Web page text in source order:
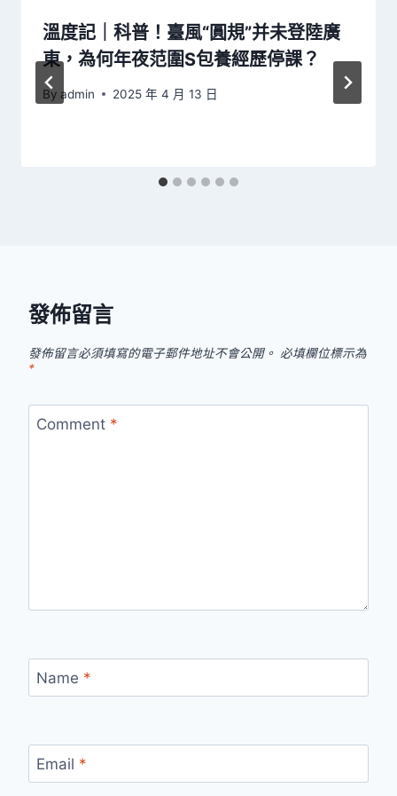
溫度記｜科普！臺風“圓規”并未登陸廣
東，為何年夜范圍S包養經歷停課？
By admin 2025 年 4 月 13 日
發佈留言
發佈留言必須填寫的電子郵件地址不會公開。 必填欄位標示為
*
Comment *
Name *
Email *